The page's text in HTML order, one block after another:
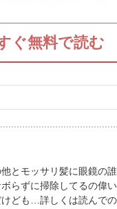
ぐ無料で読む
とモッサリ髪に眼鏡の
らずに掃除してるの偉
ども…詳しくは読んで